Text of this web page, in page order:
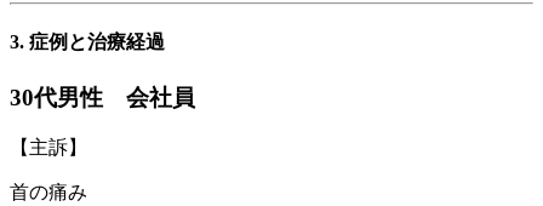
3. 症例と治療経過
30代男性 会社員
【主訴】
首の痛み